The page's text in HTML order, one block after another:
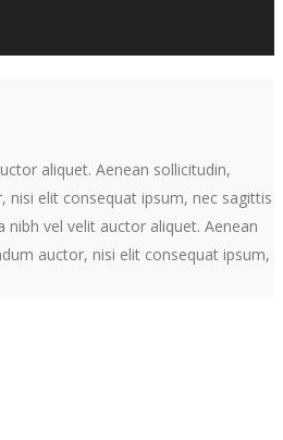
aliquet. Aenean sollicitudin,
nisi elit consequat ipsum, nec sagittis
nibh vel velit auctor aliquet. Aenean
auctor, nisi elit consequat ipsum,